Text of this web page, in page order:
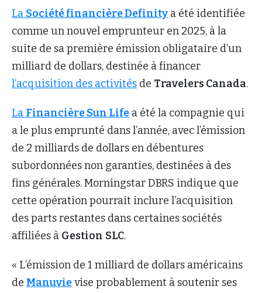
La Société financière Definity a été identifiée
comme un nouvel emprunteur en 2025, à la
suite de sa première émission obligataire d’un
milliard de dollars, destinée à financer
l’acquisition des activités de Travelers Canada.
La Financière Sun Life a été la compagnie qui
a le plus emprunté dans l’année, avec l’émission
de 2 milliards de dollars en débentures
subordonnées non garanties, destinées à des
fins générales. Morningstar DBRS indique que
cette opération pourrait inclure l’acquisition
des parts restantes dans certaines sociétés
affiliées à Gestion SLC.
« L’émission de 1 milliard de dollars américains
de Manuvievise probablement à soutenir ses